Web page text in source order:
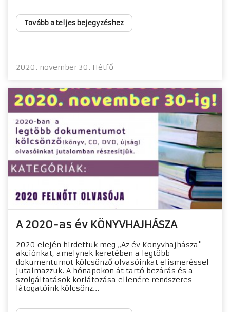
Tovább a teljes bejegyzéshez
2020. november 30. Hétfő
A 2020-as év KÖNYVHAJHÁSZA
2020 elején hirdettük meg „Az év Könyvhajhásza"
akciónkat, amelynek keretében a legtöbb
dokumentumot kölcsönző olvasóinkat elismeréssel
jutalmazzuk. A hónapokon át tartó bezárás és a
szolgáltatások korlátozása ellenére rendszeres
látogatóink kölcsönz...